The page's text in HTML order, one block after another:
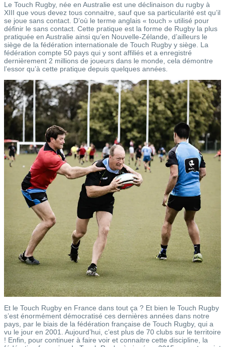
Le Touch Rugby, née en Australie est une déclinaison du rugby à
XIII que vous devez tous connaitre, sauf que sa particularité est qu’il
se joue sans contact. D’où le terme anglais « touch » utilisé pour
définir le sans contact. Cette pratique est la forme de Rugby la plus
pratiquée en Australie ainsi qu’en Nouvelle-Zélande, d’ailleurs le
siège de la fédération internationale de Touch Rugby y siège. La
fédération compte 50 pays qui y sont affiliés et a enregistré
dernièrement 2 millions de joueurs dans le monde, cela démontre
l’essor qu’à cette pratique depuis quelques années.
Et le Touch Rugby en France dans tout ça ? Et bien le Touch Rugby
s’est énormément démocratisé ces dernières années dans notre
pays, par le biais de la fédération française de Touch Rugby, qui a
vu le jour en 2001. Aujourd’hui, c’est plus de 70 clubs sur le territoire
! Enfin, pour continuer à faire voir et connaitre cette discipline, la